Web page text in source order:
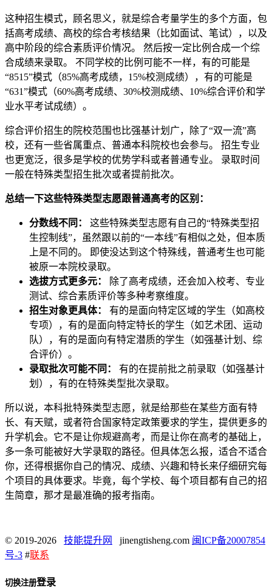
这种招生模式，顾名思义，就是综合考量学生的多个方面，包
括高考成绩、高校的综合考核结果（比如面试、笔试），以及
高中阶段的综合素质评价情况。 然后按一定比例合成一个综
合成绩来录取。 不同学校的比例可能不一样，有的可能是
“8515”模式（85%高考成绩，15%校测成绩），有的可能是
“631”模式（60%高考成绩、30%校测成绩、10%综合评价和学
业水平考试成绩）。
综合评价招生的院校范围也比强基计划广，除了“双一流”高
校，还有一些省属重点、普通本科院校也会参与。 招生专业
也更宽泛，很多是学校的优势学科或者普通专业。 录取时间
一般在特殊类型招生批次或者提前批次。
总结一下这些特殊类型志愿跟普通高考的区别：
分数线不同：
这些特殊类型志愿有自己的“特殊类型招
生控制线”，虽然跟以前的“一本线”有相似之处，但本质
上是不同的。 即使没达到这个特殊线，普通考生也可能
被原一本院校录取。
选拔方式更多元：
除了高考成绩，还会加入校考、专业
测试、综合素质评价等多种考察维度。
招生对象更具体：
有的是面向特定区域的学生（如高校
专项），有的是面向特定特长的学生（如艺术团、运动
队），有的是面向有特定潜质的学生（如强基计划、综
合评价）。
录取批次可能不同：
有的在提前批之前录取（如强基计
划），有的在特殊类型批次录取。
所以说，本科批特殊类型志愿，就是给那些在某些方面有特
长、有天赋，或者符合国家特定政策要求的学生，提供更多的
升学机会。它不是让你规避高考，而是让你在高考的基础上，
多一条可能被好大学录取的路径。但具体怎么报，适合不适合
你，还得根据你自己的情况、成绩、兴趣和特长来仔细研究每
个项目的具体要求。毕竟，每个学校、每个项目都有自己的招
生简章，那才是最准确的报考指南。
© 2019-2026 技能提升网 jinengtisheng.com 闽ICP备20007854
号-3 #联系
切换注册登录